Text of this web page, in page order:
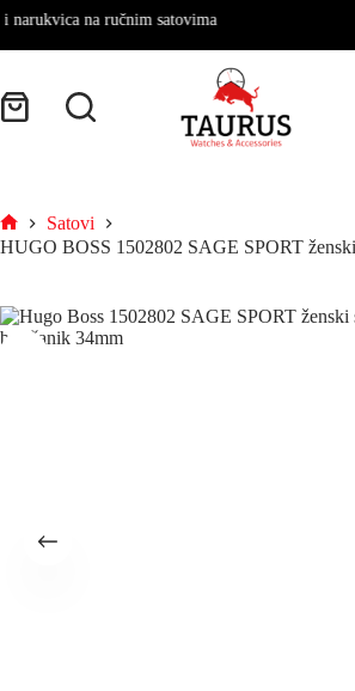
na ručnim satovima
Satovi
HUGO BOSS 1502802 SAGE SPORT